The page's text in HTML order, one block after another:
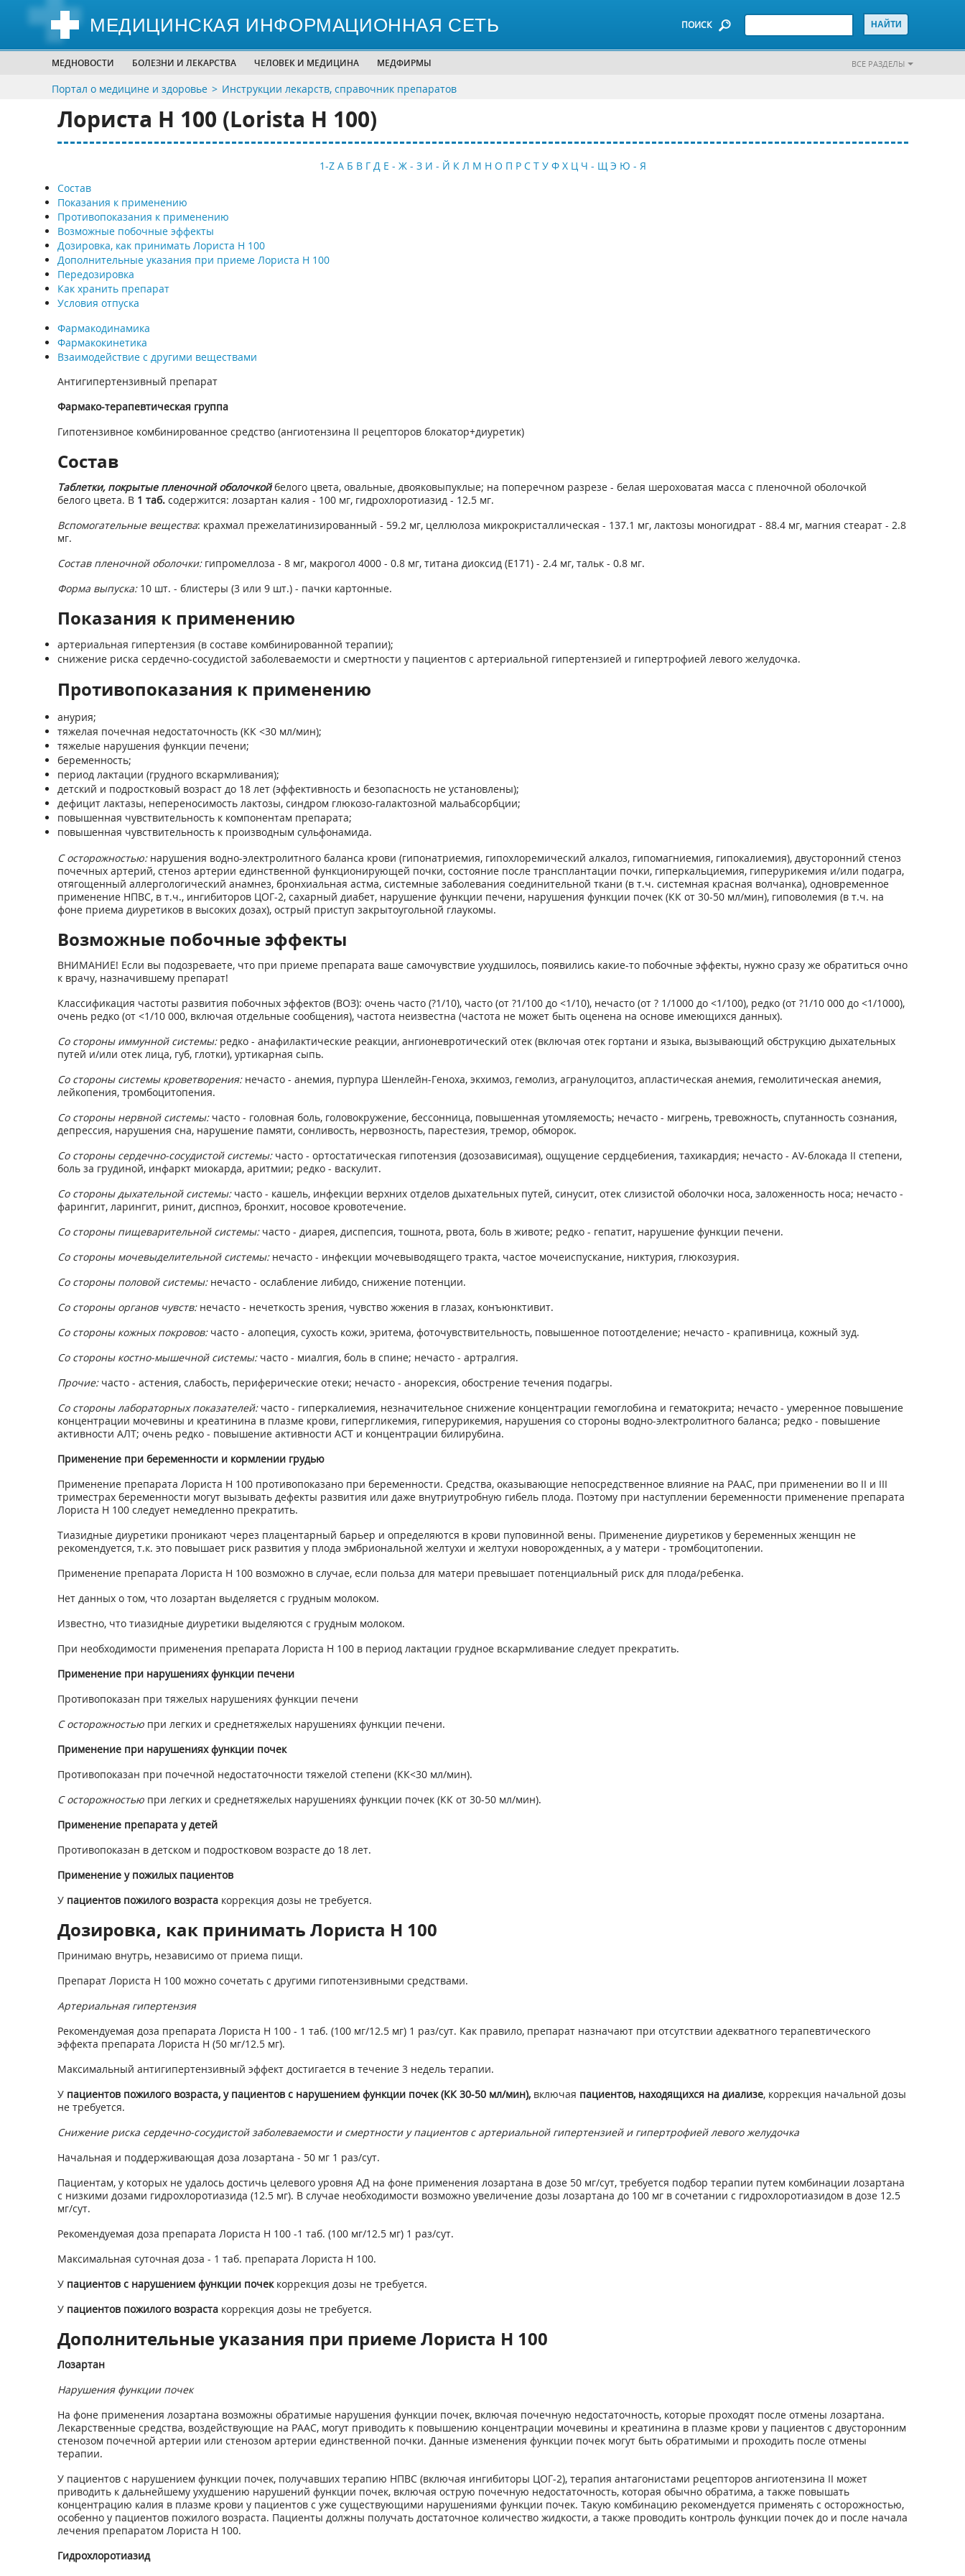
МЕДИЦИНСКАЯ ИНФОРМАЦИОННАЯ СЕТЬ ПОИСК
МЕДНОВОСТИ БОЛЕЗНИ И ЛЕКАРСТВА ЧЕЛОВЕК И МЕДИЦИНА МЕДФИРМЫ ВСЕ РАЗДЕЛЫ
Портал о медицине и здоровье Инструкции лекарств, справочник препаратов
Лориста H 100 (Lorista H 100)
1-Z А Б В Г Д Е - Ж - З И - Й К Л М Н О П Р С Т У Ф Х Ц Ч - Щ Э Ю - Я
Состав
Показания к применению
Противопоказания к применению
Возможные побочные эффекты
Дозировка, как принимать Лориста H 100
Дополнительные указания при приеме Лориста H 100
Передозировка
Как хранить препарат
Условия отпуска
Фармакодинамика
Фармакокинетика
Взаимодействие с другими веществами
Антигипертензивный препарат
Фармако-терапевтическая группа
Гипотензивное комбинированное средство (ангиотензина II рецепторов блокатор+диуретик)
Состав
Таблетки, покрытые пленочной оболочкойбелого цвета, овальные, двояковыпуклые; на поперечном разрезе - белая шероховатая масса с пленочной оболочкой
белого цвета. В1 таб.содержится: лозартан калия - 100 мг, гидрохлоротиазид - 12.5 мг.
Вспомогательные вещества: крахмал прежелатинизированный - 59.2 мг, целлюлоза микрокристаллическая - 137.1 мг, лактозы моногидрат - 88.4 мг, магния стеарат - 2.8
мг.
Состав пленочной оболочки:гипромеллоза - 8 мг, макрогол 4000 - 0.8 мг, титана диоксид (Е171) - 2.4 мг, тальк - 0.8 мг.
Форма выпуска:10 шт. - блистеры (3 или 9 шт.) - пачки картонные.
Показания к применению
артериальная гипертензия (в составе комбинированной терапии);
снижение риска сердечно-сосудистой заболеваемости и смертности у пациентов с артериальной гипертензией и гипертрофией левого желудочка.
Противопоказания к применению
анурия;
тяжелая почечная недостаточность (КК <30 мл/мин);
тяжелые нарушения функции печени;
беременность;
период лактации (грудного вскармливания);
детский и подростковый возраст до 18 лет (эффективность и безопасность не установлены);
дефицит лактазы, непереносимость лактозы, синдром глюкозо-галактозной мальабсорбции;
повышенная чувствительность к компонентам препарата;
повышенная чувствительность к производным сульфонамида.
С осторожностью: нарушения водно-электролитного баланса крови (гипонатриемия, гипохлоремический алкалоз, гипомагниемия, гипокалиемия), двусторонний стеноз
почечных артерий, стеноз артерии единственной функционирующей почки, состояние после трансплантации почки, гиперкальциемия, гиперурикемия и/или подагра,
отягощенный аллергологический анамнез, бронхиальная астма, системные заболевания соединительной ткани (в т.ч. системная красная волчанка), одновременное
применение НПВС, в т.ч., ингибиторов ЦОГ-2, сахарный диабет, нарушение функции печени, нарушения функции почек (КК от 30-50 мл/мин), гиповолемия (в т.ч. на
фоне приема диуретиков в высоких дозах), острый приступ закрытоугольной глаукомы.
Возможные побочные эффекты
ВНИМАНИЕ! Если вы подозреваете, что при приеме препарата ваше самочувствие ухудшилось, появились какие-то побочные эффекты, нужно сразу же обратиться очно
к врачу, назначившему препарат!
Классификация частоты развития побочных эффектов (ВОЗ): очень часто (?1/10), часто (от ?1/100 до <1/10), нечасто (от ? 1/1000 до <1/100), редко (от ?1/10 000 до <1/1000),
очень редко (от <1/10 000, включая отдельные сообщения), частота неизвестна (частота не может быть оценена на основе имеющихся данных).
Со стороны иммунной системы: редко - анафилактические реакции, ангионевротический отек (включая отек гортани и языка, вызывающий обструкцию дыхательных
путей и/или отек лица, губ, глотки), уртикарная сыпь.
Со стороны системы кроветворения: нечасто - анемия, пурпура Шенлейн-Геноха, экхимоз, гемолиз, агранулоцитоз, апластическая анемия, гемолитическая анемия,
лейкопения, тромбоцитопения.
Со стороны нервной системы: часто - головная боль, головокружение, бессонница, повышенная утомляемость; нечасто - мигрень, тревожность, спутанность сознания,
депрессия, нарушения сна, нарушение памяти, сонливость, нервозность, парестезия, тремор, обморок.
Со стороны сердечно-сосудистой системы: часто - ортостатическая гипотензия (дозозависимая), ощущение сердцебиения, тахикардия; нечасто - AV-блокада II степени,
боль за грудиной, инфаркт миокарда, аритмии; редко - васкулит.
Со стороны дыхательной системы: часто - кашель, инфекции верхних отделов дыхательных путей, синусит, отек слизистой оболочки носа, заложенность носа; нечасто -
фарингит, ларингит, ринит, диспноэ, бронхит, носовое кровотечение.
Со стороны пищеварительной системы: часто - диарея, диспепсия, тошнота, рвота, боль в животе; редко - гепатит, нарушение функции печени.
Со стороны мочевыделительной системы: нечасто - инфекции мочевыводящего тракта, частое мочеиспускание, никтурия, глюкозурия.
Со стороны половой системы: нечасто - ослабление либидо, снижение потенции.
Со стороны органов чувств: нечасто - нечеткость зрения, чувство жжения в глазах, конъюнктивит.
Со стороны кожных покровов: часто - алопеция, сухость кожи, эритема, фоточувствительность, повышенное потоотделение; нечасто - крапивница, кожный зуд.
Со стороны костно-мышечной системы: часто - миалгия, боль в спине; нечасто - артралгия.
Прочие: часто - астения, слабость, периферические отеки; нечасто - анорексия, обострение течения подагры.
Со стороны лабораторных показателей: часто - гиперкалиемия, незначительное снижение концентрации гемоглобина и гематокрита; нечасто - умеренное повышение
концентрации мочевины и креатинина в плазме крови, гипергликемия, гиперурикемия, нарушения со стороны водно-электролитного баланса; редко - повышение
активности АЛТ; очень редко - повышение активности ACT и концентрации билирубина.
Применение при беременности и кормлении грудью
Применение препарата Лориста Н 100 противопоказано при беременности. Средства, оказывающие непосредственное влияние на РААС, при применении во II и III
триместрах беременности могут вызывать дефекты развития или даже внутриутробную гибель плода. Поэтому при наступлении беременности применение препарата
Лориста Н 100 следует немедленно прекратить.
Тиазидные диуретики проникают через плацентарный барьер и определяются в крови пуповинной вены. Применение диуретиков у беременных женщин не
рекомендуется, т.к. это повышает риск развития у плода эмбриональной желтухи и желтухи новорожденных, а у матери - тромбоцитопении.
Применение препарата Лориста Н 100 возможно в случае, если польза для матери превышает потенциальный риск для плода/ребенка.
Нет данных о том, что лозартан выделяется с грудным молоком.
Известно, что тиазидные диуретики выделяются с грудным молоком.
При необходимости применения препарата Лориста Н 100 в период лактации грудное вскармливание следует прекратить.
Применение при нарушениях функции печени
Противопоказан при тяжелых нарушениях функции печени
С осторожностью при легких и среднетяжелых нарушениях функции печени.
Применение при нарушениях функции почек
Противопоказан при почечной недостаточности тяжелой степени (КК<30 мл/мин).
С осторожностью при легких и среднетяжелых нарушениях функции почек (КК от 30-50 мл/мин).
Применение препарата у детей
Противопоказан в детском и подростковом возрасте до 18 лет.
Применение у пожилых пациентов
У пациентов пожилого возрастакоррекция дозы не требуется.
Дозировка, как принимать Лориста H 100
Принимаю внутрь, независимо от приема пищи.
Препарат Лориста Н 100 можно сочетать с другими гипотензивными средствами.
Артериальная гипертензия
Рекомендуемая доза препарата Лориста Н 100 - 1 таб. (100 мг/12.5 мг) 1 раз/сут. Как правило, препарат назначают при отсутствии адекватного терапевтического
эффекта препарата Лориста Н (50 мг/12.5 мг).
Максимальный антигипертензивный эффект достигается в течение 3 недель терапии.
У пациентов пожилого возраста, у пациентов с нарушением функции почек (КК 30-50 мл/мин),включая пациентов, находящихся на диализе, коррекция начальной дозы
не требуется.
Снижение риска сердечно-сосудистой заболеваемости и смертности у пациентов с артериальной гипертензией и гипертрофией левого желудочка
Начальная и поддерживающая доза лозартана - 50 мг 1 раз/сут.
Пациентам, у которых не удалось достичь целевого уровня АД на фоне применения лозартана в дозе 50 мг/сут, требуется подбор терапии путем комбинации лозартана
с низкими дозами гидрохлоротиазида (12.5 мг). В случае необходимости возможно увеличение дозы лозартана до 100 мг в сочетании с гидрохлоротиазидом в дозе 12.5
мг/сут.
Рекомендуемая доза препарата Лориста Н 100 -1 таб. (100 мг/12.5 мг) 1 раз/сут.
Максимальная суточная доза - 1 таб. препарата Лориста Н 100.
У пациентов с нарушением функции почеккоррекция дозы не требуется.
У пациентов пожилого возрастакоррекция дозы не требуется.
Дополнительные указания при приеме Лориста H 100
Лозартан
Нарушения функции почек
На фоне применения лозартана возможны обратимые нарушения функции почек, включая почечную недостаточность, которые проходят после отмены лозартана.
Лекарственные средства, воздействующие на РААС, могут приводить к повышению концентрации мочевины и креатинина в плазме крови у пациентов с двусторонним
стенозом почечной артерии или стенозом артерии единственной почки. Данные изменения функции почек могут быть обратимыми и проходить после отмены
терапии.
У пациентов с нарушением функции почек, получавших терапию НПВС (включая ингибиторы ЦОГ-2), терапия антагонистами рецепторов ангиотензина II может
приводить к дальнейшему ухудшению нарушений функции почек, включая острую почечную недостаточность, которая обычно обратима, а также повышать
концентрацию калия в плазме крови у пациентов с уже существующими нарушениями функции почек. Такую комбинацию рекомендуется применять с осторожностью,
особенно у пациентов пожилого возраста. Пациенты должны получать достаточное количество жидкости, а также проводить контроль функции почек до и после начала
лечения препаратом Лориста Н 100.
Гидрохлоротиазид